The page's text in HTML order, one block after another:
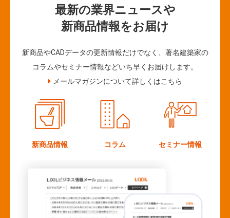
最新の業界ニュースや
新商品情報をお届け
新商品やCADデータの更新情報だけでなく、著名建築家の
コラムやセミナー情報などいち早くお届けします。
メールマガジンについて詳しくはこちら
新商品情報 コラム セミナー情報